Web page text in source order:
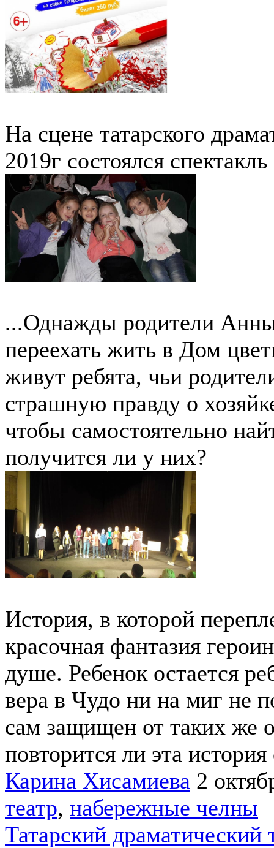
На сцене татарского
2019г состоялся
...Однажды родители
переехать жить в Дом
живут ребята, чьи
страшную правду о
чтобы самостоятельно
получится ли у них?
История, в которой
красочная фантазия
душе. Ребенок остается
вера в Чудо ни на миг не
сам защищен от таких же
повторится ли эта история
Карина Хисамиева 2
театр, набережные челны
Татарский драматический